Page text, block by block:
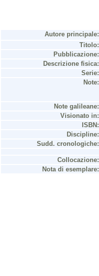
Autore principale:
Titolo:
Pubblicazione:
Descrizione fisica:
Serie:
Note:
Note galileane:
Visionato in:
ISBN:
Discipline:
Sudd. cronologiche:
Collocazione:
Nota di esemplare: